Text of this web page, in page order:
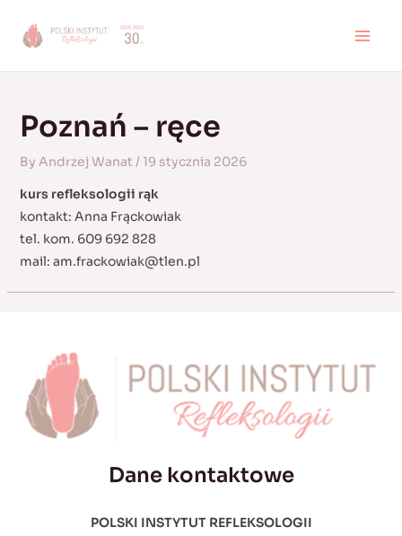
Poznań – ręce
By Andrzej Wanat/19 stycznia 2026
kurs refleksologii rąk
kontakt: Anna Frąckowiak
tel. kom. 609 692 828
mail: am.frackowiak@tlen.pl
Dane kontaktowe
POLSKI INSTYTUT REFLEKSOLOGII